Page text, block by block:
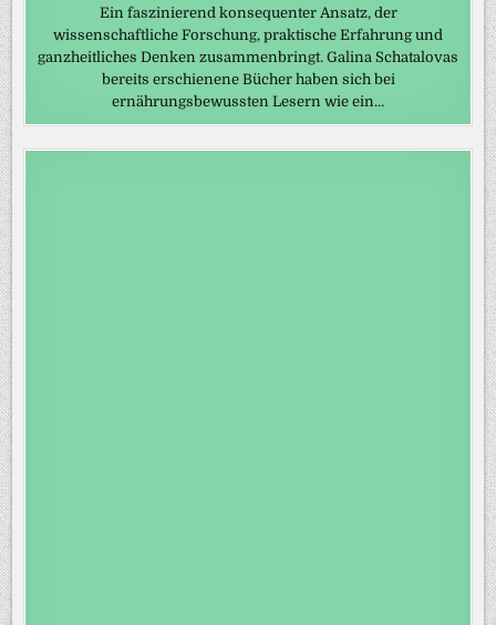
Ein faszinierend konsequenter Ansatz, der
wissenschaftliche Forschung, praktische Erfahrung und
ganzheitliches Denken zusammenbringt. Galina Schatalovas
bereits erschienene Bücher haben sich bei
ernährungsbewussten Lesern wie ein…